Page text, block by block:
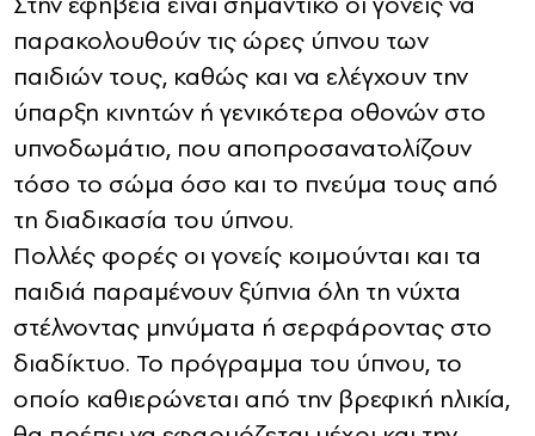
παρακολουθούν τις ώρες ύπνου των
παιδιών τους, καθώς και να ελέγχουν την
ύπαρξη κινητών ή γενικότερα οθονών στο
υπνοδωμάτιο, που αποπροσανατολίζουν
τόσο το σώμα όσο και το πνεύμα τους από
τη διαδικασία του ύπνου.
Πολλές φορές οι γονείς κοιμούνται και τα
παιδιά παραμένουν ξύπνια όλη τη νύχτα
στέλνοντας μηνύματα ή σερφάροντας στο
διαδίκτυο. Το πρόγραμμα του ύπνου, το
οποίο καθιερώνεται από την βρεφική ηλικία,